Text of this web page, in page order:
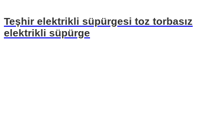
Teşhir elektrikli süpürgesi toz torbasız
elektrikli süpürge